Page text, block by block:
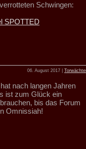
Schwingen:
SPOTTED
06. August 2017 |
nach langen Jahren
ist zum Glück ein
bis das Forum
Omnissiah!